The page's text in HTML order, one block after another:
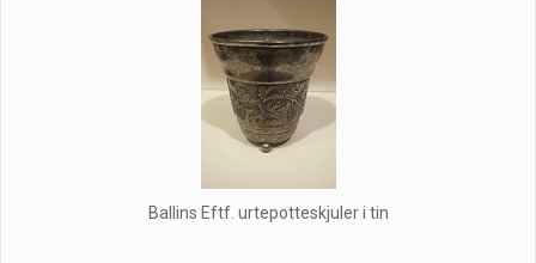
Ballins Eftf. urtepotteskjuler i tin